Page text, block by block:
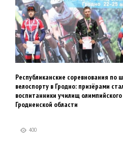
Республиканские соревнования по
велоспорту в Гродно: призёрами
воспитанники училищ олимпийского
Гродненской области
400